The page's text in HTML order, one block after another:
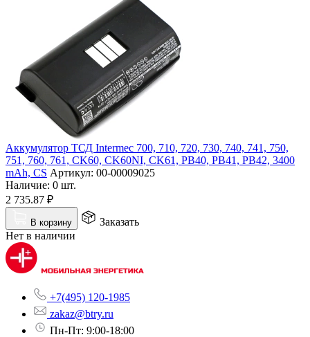
Аккумулятор ТСД Intermec 700, 710, 720, 730, 740, 741, 750,
751, 760, 761, CK60, CK60NI, CK61, PB40, PB41, PB42, 3400
mAh, CS Артикул: 00-00009025
Наличие: 0 шт.
2 735.87 ₽
В корзину
Заказать
Нет в наличии
+7(495) 120-1985
zakaz@btry.ru
Пн-Пт: 9:00-18:00